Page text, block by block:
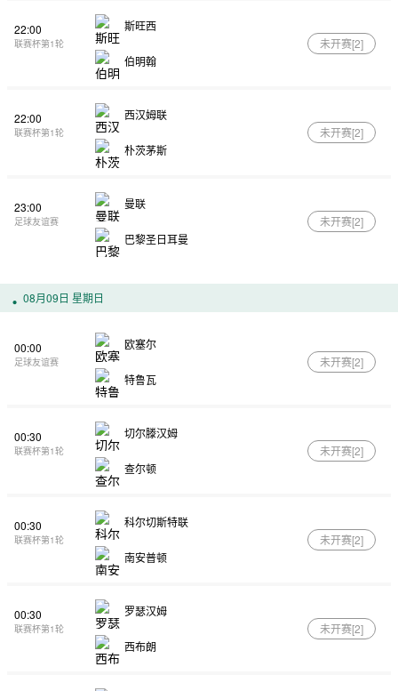
22:00
联赛杯第1轮
斯旺西
伯明翰
未开赛[2]
22:00
联赛杯第1轮
西汉姆联
朴茨茅斯
未开赛[2]
23:00
足球友谊赛
曼联
巴黎圣日耳曼
未开赛[2]
08月09日 星期日
00:00
足球友谊赛
欧塞尔
特鲁瓦
未开赛[2]
00:30
联赛杯第1轮
切尔滕汉姆
查尔顿
未开赛[2]
00:30
联赛杯第1轮
科尔切斯特联
南安普顿
未开赛[2]
00:30
联赛杯第1轮
罗瑟汉姆
西布朗
未开赛[2]